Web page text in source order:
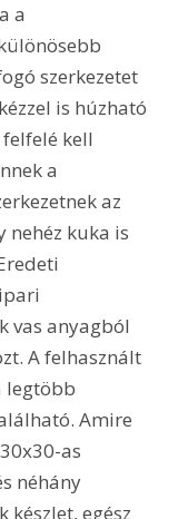
a
szerkezetet
is húzható
kell
a
az
nehéz kuka is
vas anyagból
A felhasznált
legtöbb
Amire
as
néhány
készlet, egész